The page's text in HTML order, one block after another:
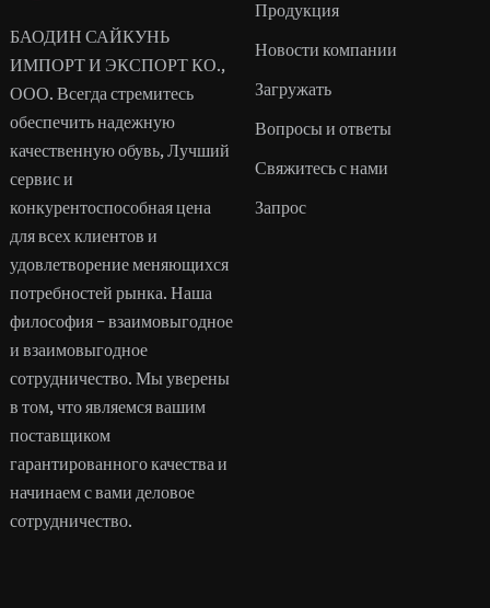
БАОДИН САЙКУНЬ
ИМПОРТ И ЭКСПОРТ КО.,
ООО. Всегда стремитесь
обеспечить надежную
качественную обувь, Лучший
сервис и
конкурентоспособная цена
для всех клиентов и
удовлетворение меняющихся
потребностей рынка. Наша
философия – взаимовыгодное
и взаимовыгодное
сотрудничество. Мы уверены
в том, что являемся вашим
поставщиком
гарантированного качества и
начинаем с вами деловое
сотрудничество.
Продукция
Новости компании
Загружать
Вопросы и ответы
Свяжитесь с нами
Запрос